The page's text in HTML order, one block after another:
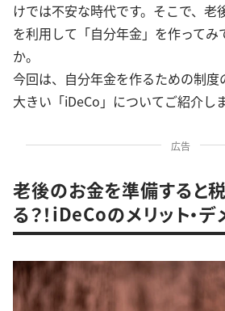
けでは不安な時代です。そこで、老
を利用して「自分年金」を作ってみ
か。
今回は、自分年金を作るための制
大きい「iDeCo」についてご紹介しま
広告
老後のお金を準備すると
る？！iDeCoのメリット・デ